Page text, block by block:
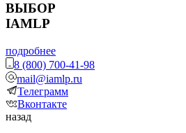
ВЫБОР
IAMLP
подробнее
8 (800) 700-41-98
mail@iamlp.ru
Телеграмм
Вконтакте
назад